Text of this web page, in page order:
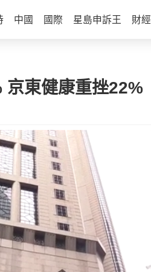
中國 國際 星島申訴王 財經
京東健康重挫22%